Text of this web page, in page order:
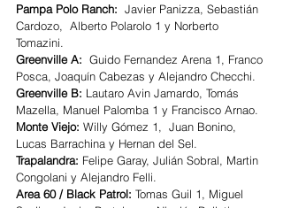
Pampa Polo Ranch: Javier Panizza, Sebastián
Cardozo,  Alberto Polarolo 1 y Norberto
Tomazini.
Greenville A:
  Guido Fernandez Arena 1, Franco
Posca, Joaquín Cabezas y Alejandro Checchi.
Greenville B: Lautaro Avin Jamardo, Tomás
Mazella, Manuel Palomba 1 y Francisco Arnao.
Monte Viejo: Willy Gómez 1,  Juan Bonino,
Lucas Barrachina y Hernan del Sel.
Trapalandra: Felipe Garay, Julián Sobral, Martin
Congolani y Alejandro Felli.
Area 60 / Black Patrol: Tomas Guil 1, Miguel